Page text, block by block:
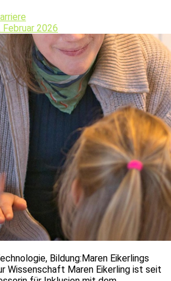
Februar 2026
Bildung:Maren Eikerlings
Wissenschaft Maren Eikerling ist seit